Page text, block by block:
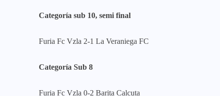
Categoría sub 10, semi final
Furia Fc Vzla 2-1 La Veraniega FC
Categoría Sub 8
Furia Fc Vzla 0-2 Barita Calcuta